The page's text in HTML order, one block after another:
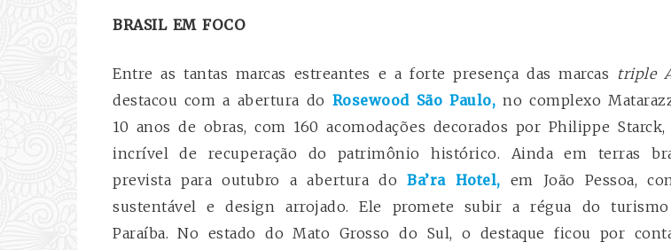
BRASIL EM FOCO
Entre as tantas marcas estreantes e a forte presença das marcas triple
destacou com a abertura do Rosewood São Paulo, no complexo
10 anos de obras, com 160 acomodações decorados por Philippe
incrível de recuperação do patrimônio histórico. Ainda em terras
prevista para outubro a abertura do Ba’ra Hotel, em João Pessoa,
sustentável e design arrojado. Ele promete subir a régua do
Paraíba. No estado do Mato Grosso do Sul, o destaque ficou por